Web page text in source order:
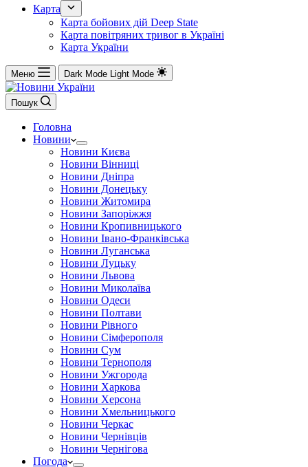
Карта
Карта бойових дій Deep State
Карта повітряних тривог в Україні
Карта України
Меню Dark Mode Light Mode
Пошук
Головна
Новини
Новини Києва
Новини Вінниці
Новини Дніпра
Новини Донецьку
Новини Житомира
Новини Запоріжжя
Новини Кропивницького
Новини Івано-Франківська
Новини Луганська
Новини Луцьку
Новини Львова
Новини Миколаїва
Новини Одеси
Новини Полтави
Новини Рівного
Новини Сімферополя
Новини Сум
Новини Тернополя
Новини Ужгорода
Новини Харкова
Новини Херсона
Новини Хмельницького
Новини Черкас
Новини Чернівців
Новини Чернігова
Погода